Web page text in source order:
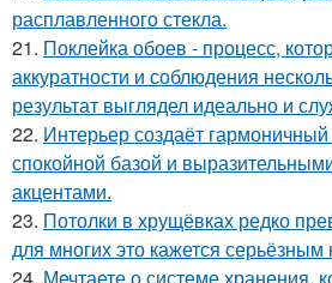
расплавленного стекла.
21. Поклейка обоев - процесс,
аккуратности и соблюдения
результат выглядел идеально и
22. Интерьер создаёт
спокойной базой и
акцентами.
23. Потолки в хрущёвках редко
для многих это кажется серьёзным
24. Мечтаете о системе хранения,